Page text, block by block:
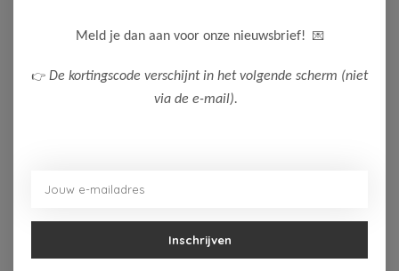
Maak een keuze:
Aan verlanglijst toevoegen
Gratis verzenden vanaf 75,-
Meld je dan aan voor onze nieuwsbrief! 💌
👉 De kortingscode verschijnt in het volgende scherm (niet
via de e-mail).
Inschrijven